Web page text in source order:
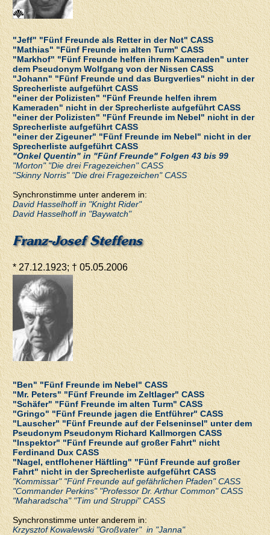
"Jeff" "Fünf Freunde als Retter in der Not" CASS
"Mathias" "Fünf Freunde im alten Turm" CASS
"Markhof" "Fünf Freunde helfen ihrem Kameraden" unter
dem Pseudonym Wolfgang von der Nissen CASS
"Johann" "Fünf Freunde und das Burgverlies" nicht in der
Sprecherliste aufgeführt CASS
"einer der Polizisten" "Fünf Freunde helfen ihrem
Kameraden" nicht in der Sprecherliste aufgeführt CASS
"einer der Polizisten" "Fünf Freunde im Nebel" nicht in der
Sprecherliste aufgeführt CASS
"einer der Zigeuner" "Fünf Freunde im Nebel" nicht in der
Sprecherliste aufgeführt CASS
"Onkel Quentin" in "Fünf Freunde" Folgen 43 bis 99
"Morton" "Die drei Fragezeichen" CASS
"Skinny Norris" "Die drei Fragezeichen" CASS
Synchronstimme unter anderem in:
David Hasselhoff in "Knight Rider"
David Hasselhoff in "Baywatch"
Franz-Josef Steffens
* 27.12.1923; † 05.05.2006
"Ben" "Fünf Freunde im Nebel" CASS
"Mr. Peters" "Fünf Freunde im Zeltlager" CASS
"Schäfer" "Fünf Freunde im alten Turm" CASS
"Gringo" "Fünf Freunde jagen die Entführer" CASS
"Lauscher" "Fünf Freunde auf der Felseninsel" unter dem
Pseudonym Pseudonym Richard Kallmorgen CASS
"Inspektor" "Fünf Freunde auf großer Fahrt" nicht
Ferdinand Dux CASS
"Nagel, entflohener Häftling" "Fünf Freunde auf großer
Fahrt" nicht in der Sprecherliste aufgeführt CASS
"Kommissar" "Fünf Freunde auf gefährlichen Pfaden" CASS
"Commander Perkins" "Professor Dr. Arthur Common" CASS
"Maharadscha" "Tim und Struppi" CASS
Synchronstimme unter anderem in:
Krzysztof Kowalewski "Großvater" in "Janna"